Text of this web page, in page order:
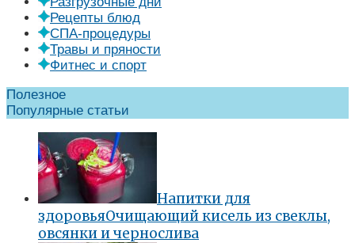
Рецепты блюд
СПА-процедуры
Травы и пряности
Фитнес и спорт
Полезное
Популярные статьи
Напитки для
здоровьяОчищающий кисель из свеклы,
овсянки и чернослива